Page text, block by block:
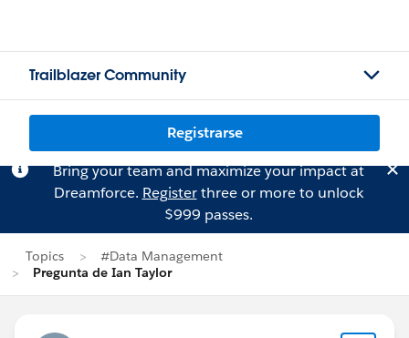
Trailblazer Community
Registrarse
Bring your team and maximize your impact at
Dreamforce. Registerthree or more to unlock
$999 passes.
Topics
#Data Management
Pregunta de Ian Taylor